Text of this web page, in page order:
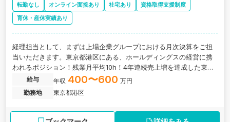
転勤なし オンライン面接あり 社宅あり
資格取得支援制度
育休・産休実績あり
経理担当として、まずは上場企業グループにおける月次決算をご担
当いただきます。東京都港区にある、ホールディングスの経営に携
われるポジション！残業月平均10h！4年連続売上増を達成した東証
グロース上場の総合不動産デベロッパーの求人です。
給与 年収 400〜600 万円
勤務地
東京都港区